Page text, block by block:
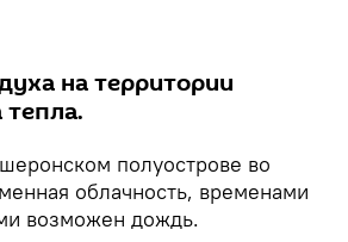
на территории
тепла.
полуострове во
облачность, временами
возможен дождь.